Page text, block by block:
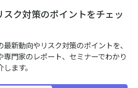
スク対策のポイントをチェッ
新動向やリスク対策のポイントを、
専門家のレポート、セミナーでわかり
ます。